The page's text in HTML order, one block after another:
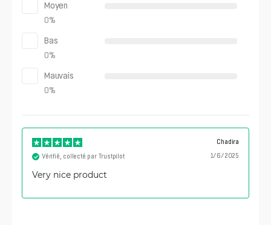
Moyen
0%
Bas
0%
Mauvais
0%
Chadira
1/6/2025
Vérifié, collecté par Trustpilot
Very nice product